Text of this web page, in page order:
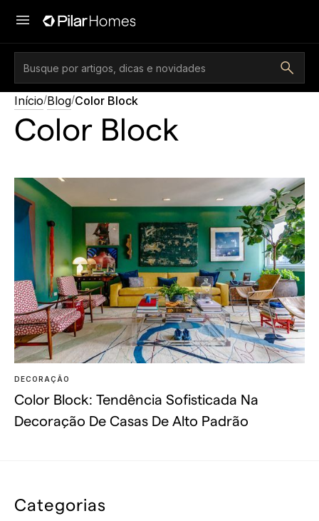
Início/Blog/Color Block
Color Block
DECORAÇÃO
Color Block: Tendência Sofisticada Na
Decoração De Casas De Alto Padrão
Categorias